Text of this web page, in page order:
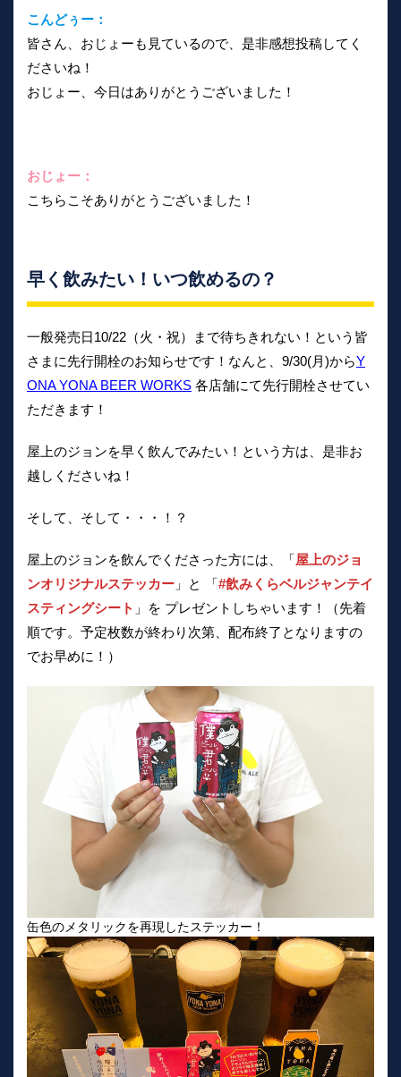
こんどぅー：
皆さん、おじょーも見ているので、是非感想投稿してく
ださいね！
おじょー、今日はありがとうございました！
おじょー：
こちらこそありがとうございました！
早く飲みたい！いつ飲めるの？
一般発売日10/22（火・祝）まで待ちきれない！という皆
さまに先行開栓のお知らせです！なんと、9/30(月)からY
ONA YONA BEER WORKS 各店舗にて先行開栓させてい
ただきます！
屋上のジョンを早く飲んでみたい！という方は、是非お
越しくださいね！
そして、そして・・・！？
屋上のジョンを飲んでくださった方には、「屋上のジョ
ンオリジナルステッカー 」と 「#飲みくらベルジャンテイ
スティングシート 」を プレゼントしちゃいます！（先着
順です。予定枚数が終わり次第、配布終了となりますの
でお早めに！）
缶色のメタリックを再現したステッカー！